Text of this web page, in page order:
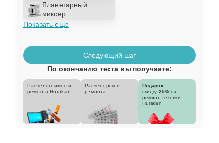
Планетарный
миксер
Показать еще
Следующий шаг
По окончанию теста вы получаете:
Расчет стоимости
ремонта Hurakan
Расчет сроков
ремонта
Подарок:
скидку 25% на
ремонт техники
Hurakan